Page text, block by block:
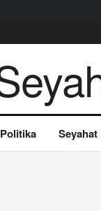
Politika Seyahat